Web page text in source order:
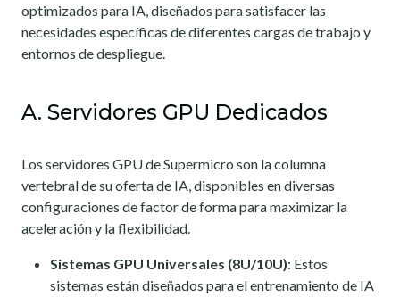
optimizados para IA, diseñados para satisfacer las
necesidades específicas de diferentes cargas de trabajo y
entornos de despliegue.
A. Servidores GPU Dedicados
Los servidores GPU de Supermicro son la columna
vertebral de su oferta de IA, disponibles en diversas
configuraciones de factor de forma para maximizar la
aceleración y la flexibilidad.
Sistemas GPU Universales (8U/10U): Estos
sistemas están diseñados para el entrenamiento de IA